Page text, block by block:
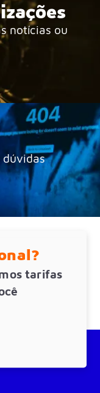
notícias ou
dúvidas
tarifas